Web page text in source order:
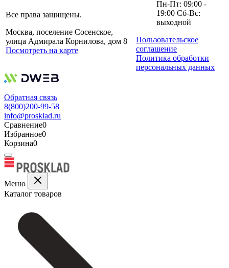
Все права защищены.
Москва, поселение Сосенское,
улица Адмирала Корнилова, дом 8
Посмотреть на карте
Пн-Пт: 09:00 -
19:00 Сб-Вс:
выходной
Пользовательское
соглашение
Политика обработки
персональных данных
Обратная связь
8(800)200-99-58
info@prosklad.ru
Сравнение0
Избранное0
Корзина0
Меню
Каталог товаров